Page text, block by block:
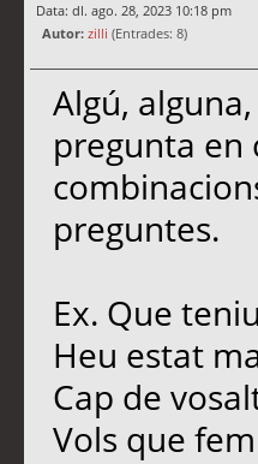
Data: dl. ago. 28, 2023 10:18 pm
Autor: zilli (Entrades: 8)
Algú,
pregunta en
preguntes.
Ex. Que
Heu estat
Cap de
Vols que